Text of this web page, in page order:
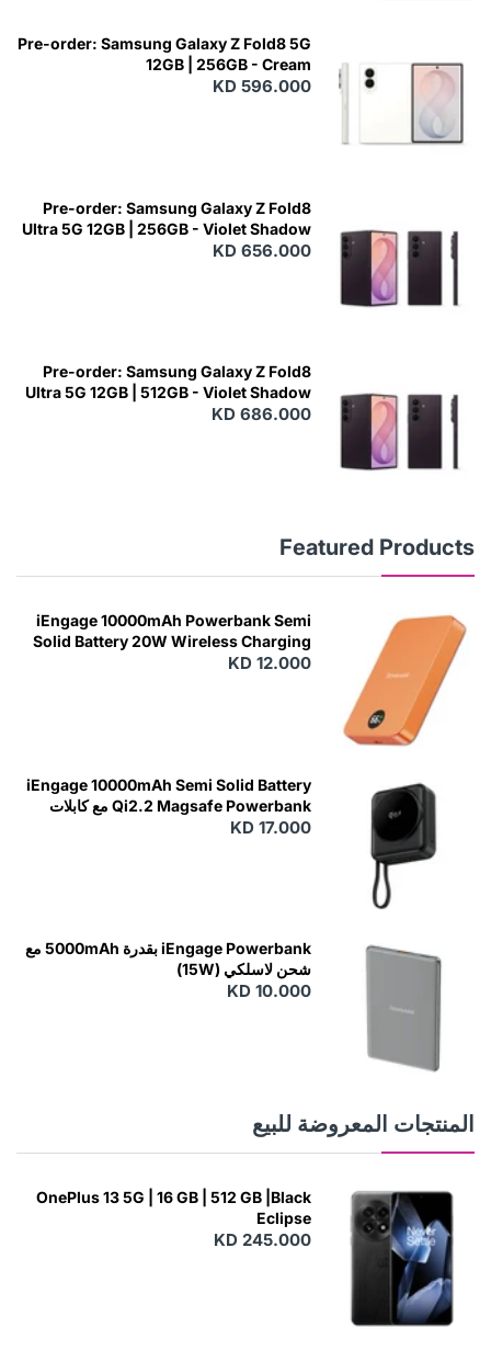
Pre-order: Samsung Galaxy Z Fold8 5G
12GB | 256GB - Cream
KD 596.000
Pre-order: Samsung Galaxy Z Fold8
Ultra 5G 12GB | 256GB - Violet Shadow
KD 656.000
Pre-order: Samsung Galaxy Z Fold8
Ultra 5G 12GB | 512GB - Violet Shadow
KD 686.000
Featured Products
iEngage 10000mAh Powerbank Semi
Solid Battery 20W Wireless Charging
KD 12.000
iEngage 10000mAh Semi Solid Battery
Qi2.2 Magsafe Powerbank مع كابلات
مدمجة
KD 17.000
iEngage Powerbank بقدرة 5000mAh مع
شحن لاسلكي (15W)
KD 10.000
المنتجات المعروضة للبيع
OnePlus 13 5G | 16 GB | 512 GB |Black
Eclipse
KD 245.000